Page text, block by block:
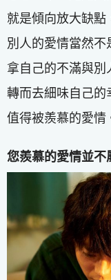
就是傾向放大缺點
別人的愛情當然不
拿自己的不滿與別
轉而去細味自己的
值得被羨慕的愛情
您羨慕的愛情並不